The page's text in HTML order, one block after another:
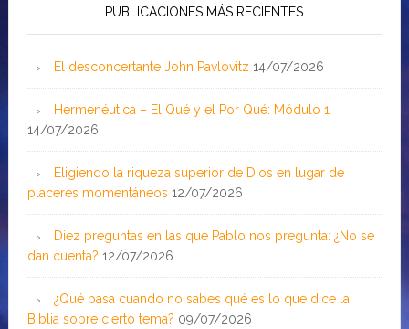
PUBLICACIONES MÁS RECIENTES
El desconcertante John Pavlovitz 14/07/2026
Hermenéutica – El Qué y el Por Qué: Módulo 1
14/07/2026
Eligiendo la riqueza superior de Dios en lugar de
placeres momentáneos 12/07/2026
Diez preguntas en las que Pablo nos pregunta: ¿No se
dan cuenta? 12/07/2026
¿Qué pasa cuando no sabes qué es lo que dice la
Biblia sobre cierto tema? 09/07/2026